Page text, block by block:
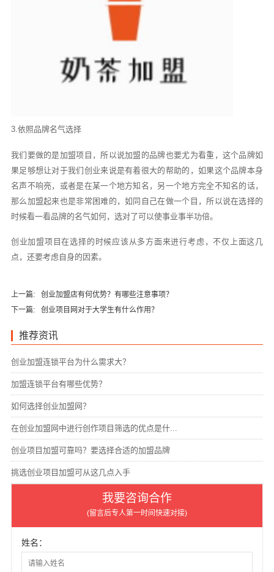
3.依照品牌名气选择
我们要做的是加盟项目，所以说加盟的品牌也要尤为看重，这个品牌如
果足够想让对于我们创业来说是有着很大的帮助的，如果这个品牌本身
名声不响亮，或者是在某一个地方知名，另一个地方完全不知名的话，
那么加盟起来也是非常困难的，如同自己在做一个目，所以说在选择的
时候看一看品牌的名气如何，选对了可以使事业事半功倍。
创业加盟项目在选择的时候应该从多方面来进行考虑，不仅上面这几
点，还要考虑自身的因素。
上一篇:
创业加盟店有何优势？有哪些注意事项？
下一篇:
创业项目网对于大学生有什么作用？
推荐资讯
创业加盟连锁平台为什么需求大？
加盟连锁平台有哪些优势？
如何选择创业加盟网？
在创业加盟网中进行创作项目筛选的优点是什...
创业项目加盟可靠吗？要选择合适的加盟品牌
挑选创业项目加盟可从这几点入手
我要咨询合作
(留言后专人第一时间快速对接)
姓名：